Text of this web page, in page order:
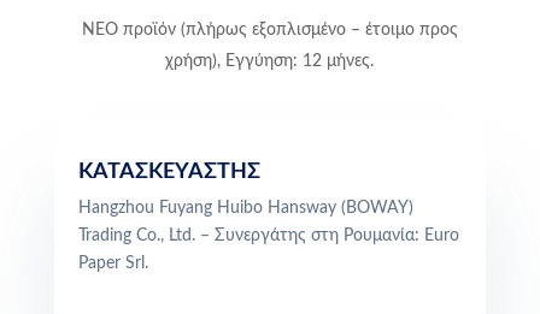
ΝΕΟ προϊόν (πλήρως εξοπλισμένο – έτοιμο προς
χρήση), Εγγύηση: 12 μήνες.
ΚΑΤΑΣΚΕΥΑΣΤΗΣ
Hangzhou Fuyang Huibo Hansway (BOWAY)
Trading Co., Ltd. – Συνεργάτης στη Ρουμανία: Euro
Paper Srl.